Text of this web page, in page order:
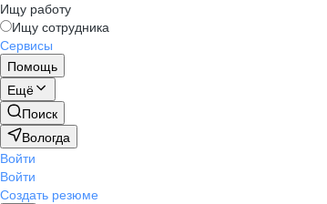
Ищу работу
Ищу сотрудника
Сервисы
Помощь
Ещё
Поиск
Вологда
Войти
Войти
Создать резюме